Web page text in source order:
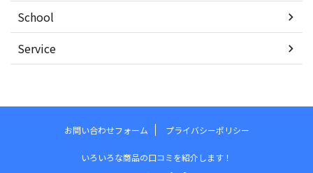
School
Service
お問い合わせフォーム プライバシーポリシー
いろいろな商品の口コミを紹介します！